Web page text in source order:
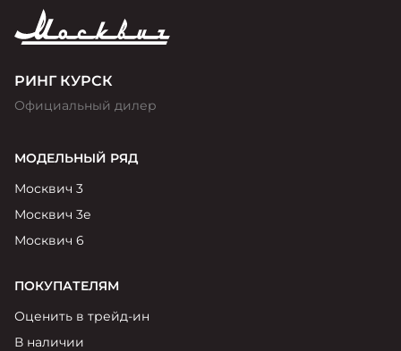
РИНГ КУРСК
Официальный дилер
МОДЕЛЬНЫЙ РЯД
Москвич 3
Москвич 3е
Москвич 6
ПОКУПАТЕЛЯМ
Оценить в трейд-ин
В наличии